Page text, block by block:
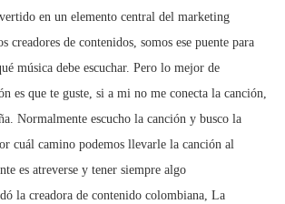
en un elemento central del marketing
creadores de contenidos, somos ese puente para
música debe escuchar. Pero lo mejor de
es que te guste, si a mi no me conecta la canción,
Normalmente escucho la canción y busco la
cuál camino podemos llevarle la canción al
es atreverse y tener siempre algo
la creadora de contenido colombiana, La